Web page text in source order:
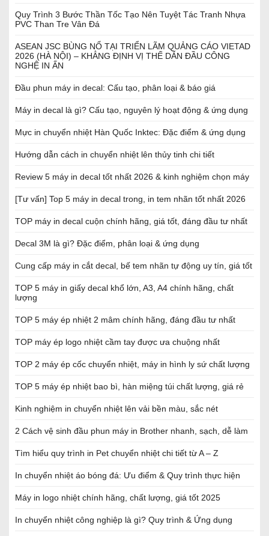
Quy Trình 3 Bước Thần Tốc Tạo Nên Tuyệt Tác Tranh Nhựa
PVC Than Tre Vân Đá
ASEAN JSC BÙNG NỔ TẠI TRIỂN LÃM QUẢNG CÁO VIETAD
2026 (HÀ NỘI) – KHẲNG ĐỊNH VỊ THẾ DẪN ĐẦU CÔNG
NGHỆ IN ẤN
Đầu phun máy in decal: Cấu tạo, phân loại & báo giá
Máy in decal là gì? Cấu tạo, nguyên lý hoạt động & ứng dụng
Mực in chuyển nhiệt Hàn Quốc Inktec: Đặc điểm & ứng dụng
Hướng dẫn cách in chuyển nhiệt lên thủy tinh chi tiết
Review 5 máy in decal tốt nhất 2026 & kinh nghiệm chọn máy
[Tư vấn] Top 5 máy in decal trong, in tem nhãn tốt nhất 2026
TOP máy in decal cuộn chính hãng, giá tốt, đáng đầu tư nhất
Decal 3M là gì? Đặc điểm, phân loại & ứng dụng
Cung cấp máy in cắt decal, bế tem nhãn tự động uy tín, giá tốt
TOP 5 máy in giấy decal khổ lớn, A3, A4 chính hãng, chất
lượng
TOP 5 máy ép nhiệt 2 mâm chính hãng, đáng đầu tư nhất
TOP máy ép logo nhiệt cầm tay được ưa chuộng nhất
TOP 2 máy ép cốc chuyển nhiệt, máy in hình ly sứ chất lượng
TOP 5 máy ép nhiệt bao bì, hàn miệng túi chất lượng, giá rẻ
Kinh nghiệm in chuyển nhiệt lên vải bền màu, sắc nét
2 Cách vệ sinh đầu phun máy in Brother nhanh, sạch, dễ làm
Tìm hiểu quy trình in Pet chuyển nhiệt chi tiết từ A – Z
In chuyển nhiệt áo bóng đá: Ưu điểm & Quy trình thực hiện
Máy in logo nhiệt chính hãng, chất lượng, giá tốt 2025
In chuyển nhiệt công nghiệp là gì? Quy trình & Ứng dụng